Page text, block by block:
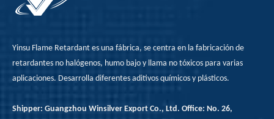
Yinsu Flame Retardant es una fábrica, se centra en la fabricación de
retardantes no halógenos, humo bajo y llama no tóxicos para varias
aplicaciones. Desarrolla diferentes aditivos químicos y plásticos.
Shipper: Guangzhou Winsilver Export Co., Ltd. Office: No. 26,